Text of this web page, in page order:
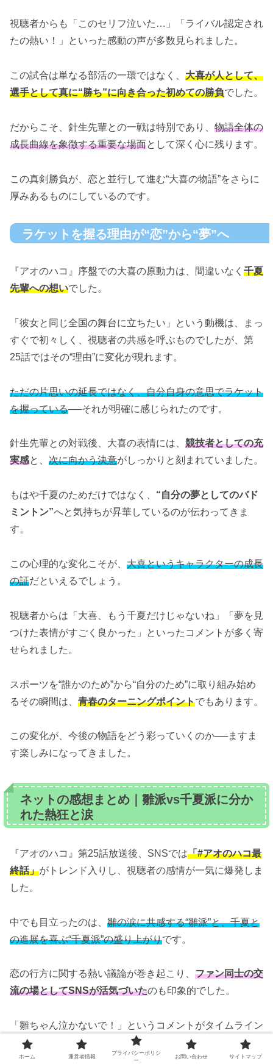
視聴者からも「このセリフ泣いた…」「ライバル認定され
たの熱い！」といった感動の声が多数見られました。
この試合は単なる部活の一環ではなく、 大喜が人として、
選手として真に“勝ち”に向き合った初めての勝負でした。
だからこそ、針生先輩との一戦は特別であり、 物語全体の
成長曲線を象徴する重要な場面として深く心に残ります。
この真剣勝負が、恋と並行して進む“大喜の物語”をさらに
厚みあるものにしているのです。
ラケットを握る理由が“恋”から“夢”へ
『アオのハコ』序盤での大喜の原動力は、間違いなく 千夏
先輩への想いでした。
「彼女と同じ全国の舞台に立ちたい」という動機は、まっ
すぐで初々しく、視聴者の共感を呼ぶものでしたが、第
25話ではその“理由”に変化が現れます。
ただの片思いの延長ではなく、自分自身の意思でラケット
を握っている──それが明確に感じられたのです。
針生先輩との対戦後、大喜の表情には、 競技者としての充
実感と、 次に向かう決意がしっかりと刻まれていました。
もはや千夏のためだけではなく、 “自分の夢としてのバド
ミントン”へと気持ちが昇華しているのが伝わってきま
す。
この心理的な変化こそが、 大喜というキャラクターの成長
の証だといえるでしょう。
視聴者からは「大喜、もう千夏だけじゃないね」「夢を見
つけた表情がすごく良かった」といったコメントが多く寄
せられました。
スポーツを“誰かのため”から“自分のため”に取り組み始め
るその瞬間は、 青春のターニングポイントでもあります。
この変化が、今後の物語をどう彩っていくのか──ますま
す楽しみになってきました。
ネットの感想まとめ｜雛派vs千夏派に分か
れた熱狂と涙
『アオのハコ』第25話放送後、SNSでは「#アオのハコ最
終話」がトレンド入りし、視聴者の感情が一気に爆発しま
した。
中でも目立ったのは、 雛の涙に共感する“雛派”と、千夏と
の進展を喜ぶ“千夏派”の盛り上がりです。
恋の行方に関する熱い議論が巻き起こり、 ファン同士の交
流の場としてSNSが活気づいたのも印象的でした。
「雛ちゃん泣かないで！」というコメントがタイムライン
に溢れ、多くの視聴者が彼女の強さと切なさに胸を打たれ
ました。
ホーム 運営者情報
プライバシーポリシ
ー
お問い合わせ サイトマップ